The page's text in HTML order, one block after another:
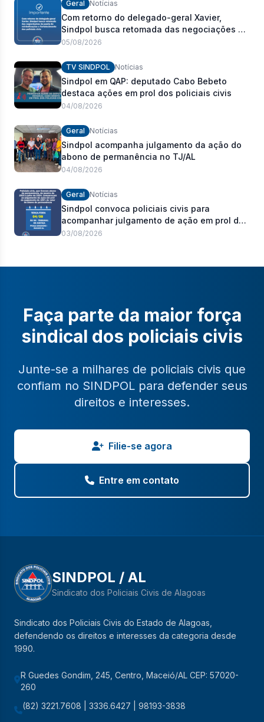
Geral Notícias
Com retorno do delegado-geral Xavier,
Sindpol busca retomada das negociações da
pauta de reivindicações e fortalecimento dos
05/08/2026
TV SINDPOL Notícias
Sindpol em QAP: deputado Cabo Bebeto
destaca ações em prol dos policiais civis
04/08/2026
Geral Notícias
Sindpol acompanha julgamento da ação do
abono de permanência no TJ/AL
04/08/2026
Geral Notícias
Sindpol convoca policiais civis para
acompanhar julgamento de ação em prol do
pagamento de 100% do abono de
03/08/2026
Faça parte da maior força
sindical dos policiais civis
Junte-se a milhares de policiais civis que
confiam no SINDPOL para defender seus
direitos e interesses.
Filie-se agora
Entre em contato
SINDPOL / AL
Sindicato dos Policiais Civis de Alagoas
Sindicato dos Policiais Civis do Estado de Alagoas,
defendendo os direitos e interesses da categoria desde
1990.
R Guedes Gondim, 245, Centro, Maceió/AL CEP: 57020-
260
(82) 3221.7608 | 3336.6427 | 98193-3838